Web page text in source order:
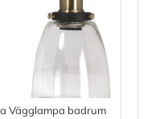
Vägglampa badrum